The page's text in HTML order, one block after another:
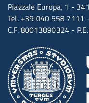
Piazzale Europa, 1 -
Tel. +39 040 558
C.F. 80013890324 -